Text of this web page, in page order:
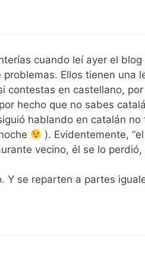
cuando leí ayer el
Ellos tienen una
contestas en castellano,
hecho que no sabes
hablando en catalán
). Evidentemente,
vecino, él se lo
Y se reparten a partes